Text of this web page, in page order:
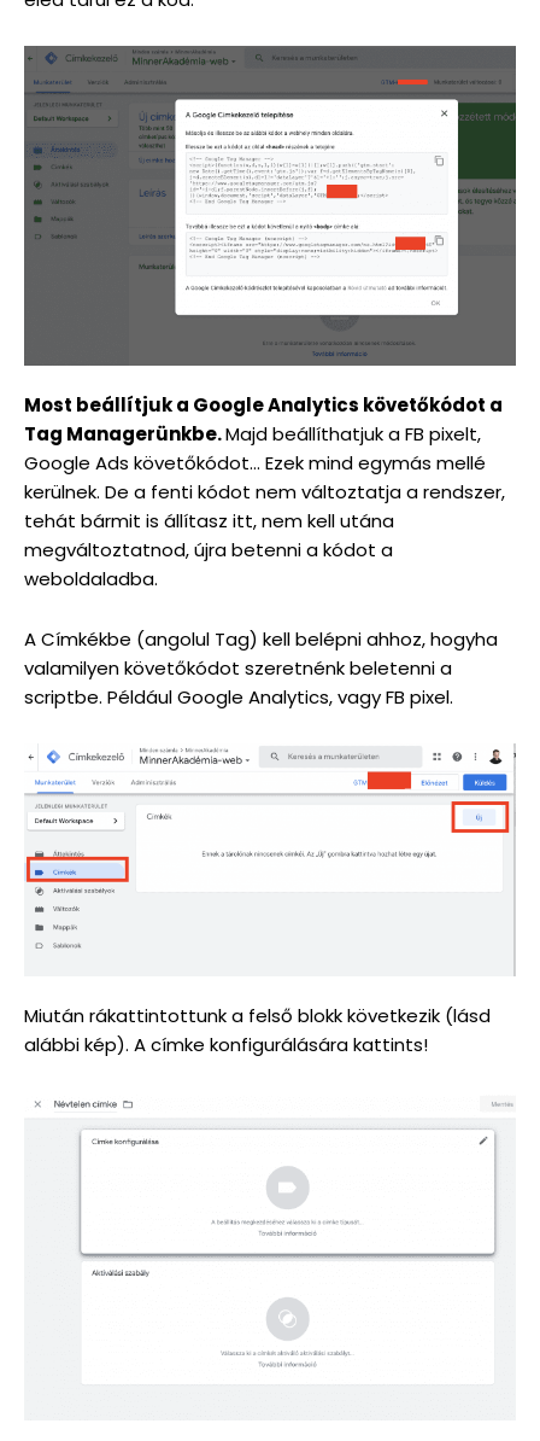
Most beállítjuk a Google Analytics követőkódot a
Tag Managerünkbe.Majd beállíthatjuk a FB pixelt,
Google Ads követőkódot… Ezek mind egymás mellé
kerülnek. De a fenti kódot nem változtatja a rendszer,
tehát bármit is állítasz itt, nem kell utána
megváltoztatnod, újra betenni a kódot a
weboldaladba.
A Címkékbe (angolul Tag) kell belépni ahhoz, hogyha
valamilyen követőkódot szeretnénk beletenni a
scriptbe. Például Google Analytics, vagy FB pixel.
Miután rákattintottunk a felső blokk következik (lásd
alábbi kép). A címke konfigurálására kattints!